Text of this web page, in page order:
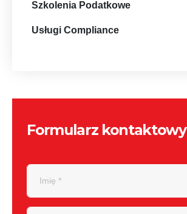
Szkolenia Podatkowe
Usługi Compliance
Formularz kontaktowy